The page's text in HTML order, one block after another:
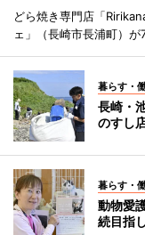
どら焼き専門店「
ェ」（長崎市長浦町）が
暮らす・
長崎・
のすし
暮らす・
動物愛
続目指